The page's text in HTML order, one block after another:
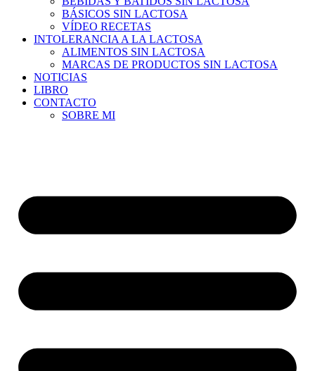
BÁSICOS SIN LACTOSA
VÍDEO RECETAS
INTOLERANCIA A LA LACTOSA
ALIMENTOS SIN LACTOSA
MARCAS DE PRODUCTOS SIN LACTOSA
NOTICIAS
LIBRO
CONTACTO
SOBRE MI